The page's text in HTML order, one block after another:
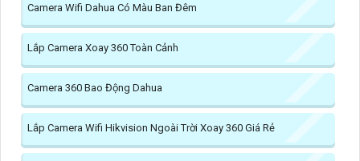
Camera Wifi Dahua Có Màu Ban Đêm
Lắp Camera Xoay 360 Toàn Cảnh
Camera 360 Bao Động Dahua
Lắp Camera Wifi Hikvision Ngoài Trời Xoay 360 Giá Rẻ